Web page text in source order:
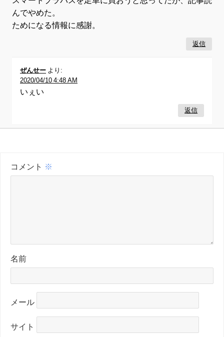
んでやめた。
ためになる情報に感謝。
返信
ぜんせー
より:
2020/04/10 4:48 AM
いぇい
返信
コメント ※
名前
メール
サイト